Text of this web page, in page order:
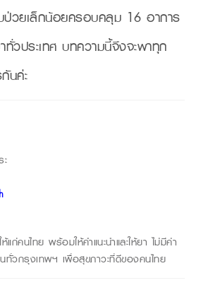
ป่วยเล็กน้อยครอบคลุม 16 อาการ
วประเทศ บทความนี้จึงจะพาทุก
นค่ะ
คนไทย พร้อมให้คำแนะนำและให้ยา ไม่มีค่า
กรุงเทพฯ เพื่อสุขภาวะที่ดีของคนไทย